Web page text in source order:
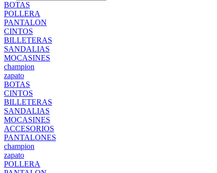
BOTAS
POLLERA
PANTALON
CINTOS
BILLETERAS
SANDALIAS
MOCASINES
champion
zapato
BOTAS
CINTOS
BILLETERAS
SANDALIAS
MOCASINES
ACCESORIOS
PANTALONES
champion
zapato
POLLERA